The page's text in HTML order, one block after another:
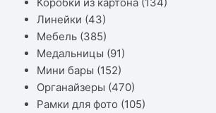
Линейки (43)
Мебель (385)
Медальницы (91)
Мини бары (152)
Органайзеры (470)
Рамки для фото (105)